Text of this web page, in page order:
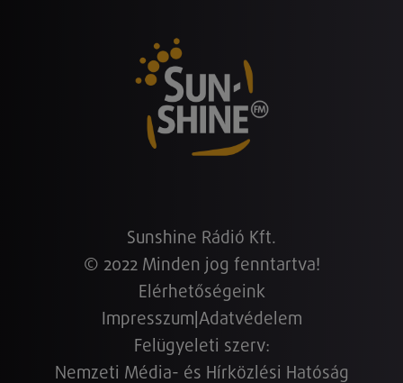
Sunshine Rádió Kft.
© 2022 Minden jog fenntartva!
Elérhetőségeink
Impresszum Adatvédelem
Felügyeleti szerv:
Nemzeti Média- és Hírközlési Hatóság